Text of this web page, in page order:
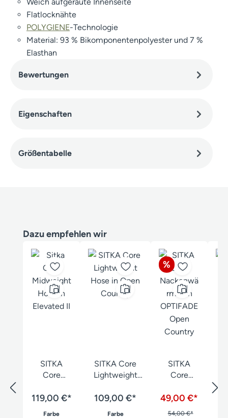
Flatlocknähte
POLYGIENE-Technologie
Material: 93 % Bikomponentenpolyester und 7 %
Elasthan
Bewertungen
Eigenschaften
Größentabelle
Produktgalerie überspringen
Dazu empfehlen wir
SITKA
Core
Hose
119,00 €*
Farbeauswählen
SITKA Core
Lightweight
109,00 €*
Farbeauswählen
Rabatt
%
SITKA
Core
rmer
49,00 €*
54,00 €*